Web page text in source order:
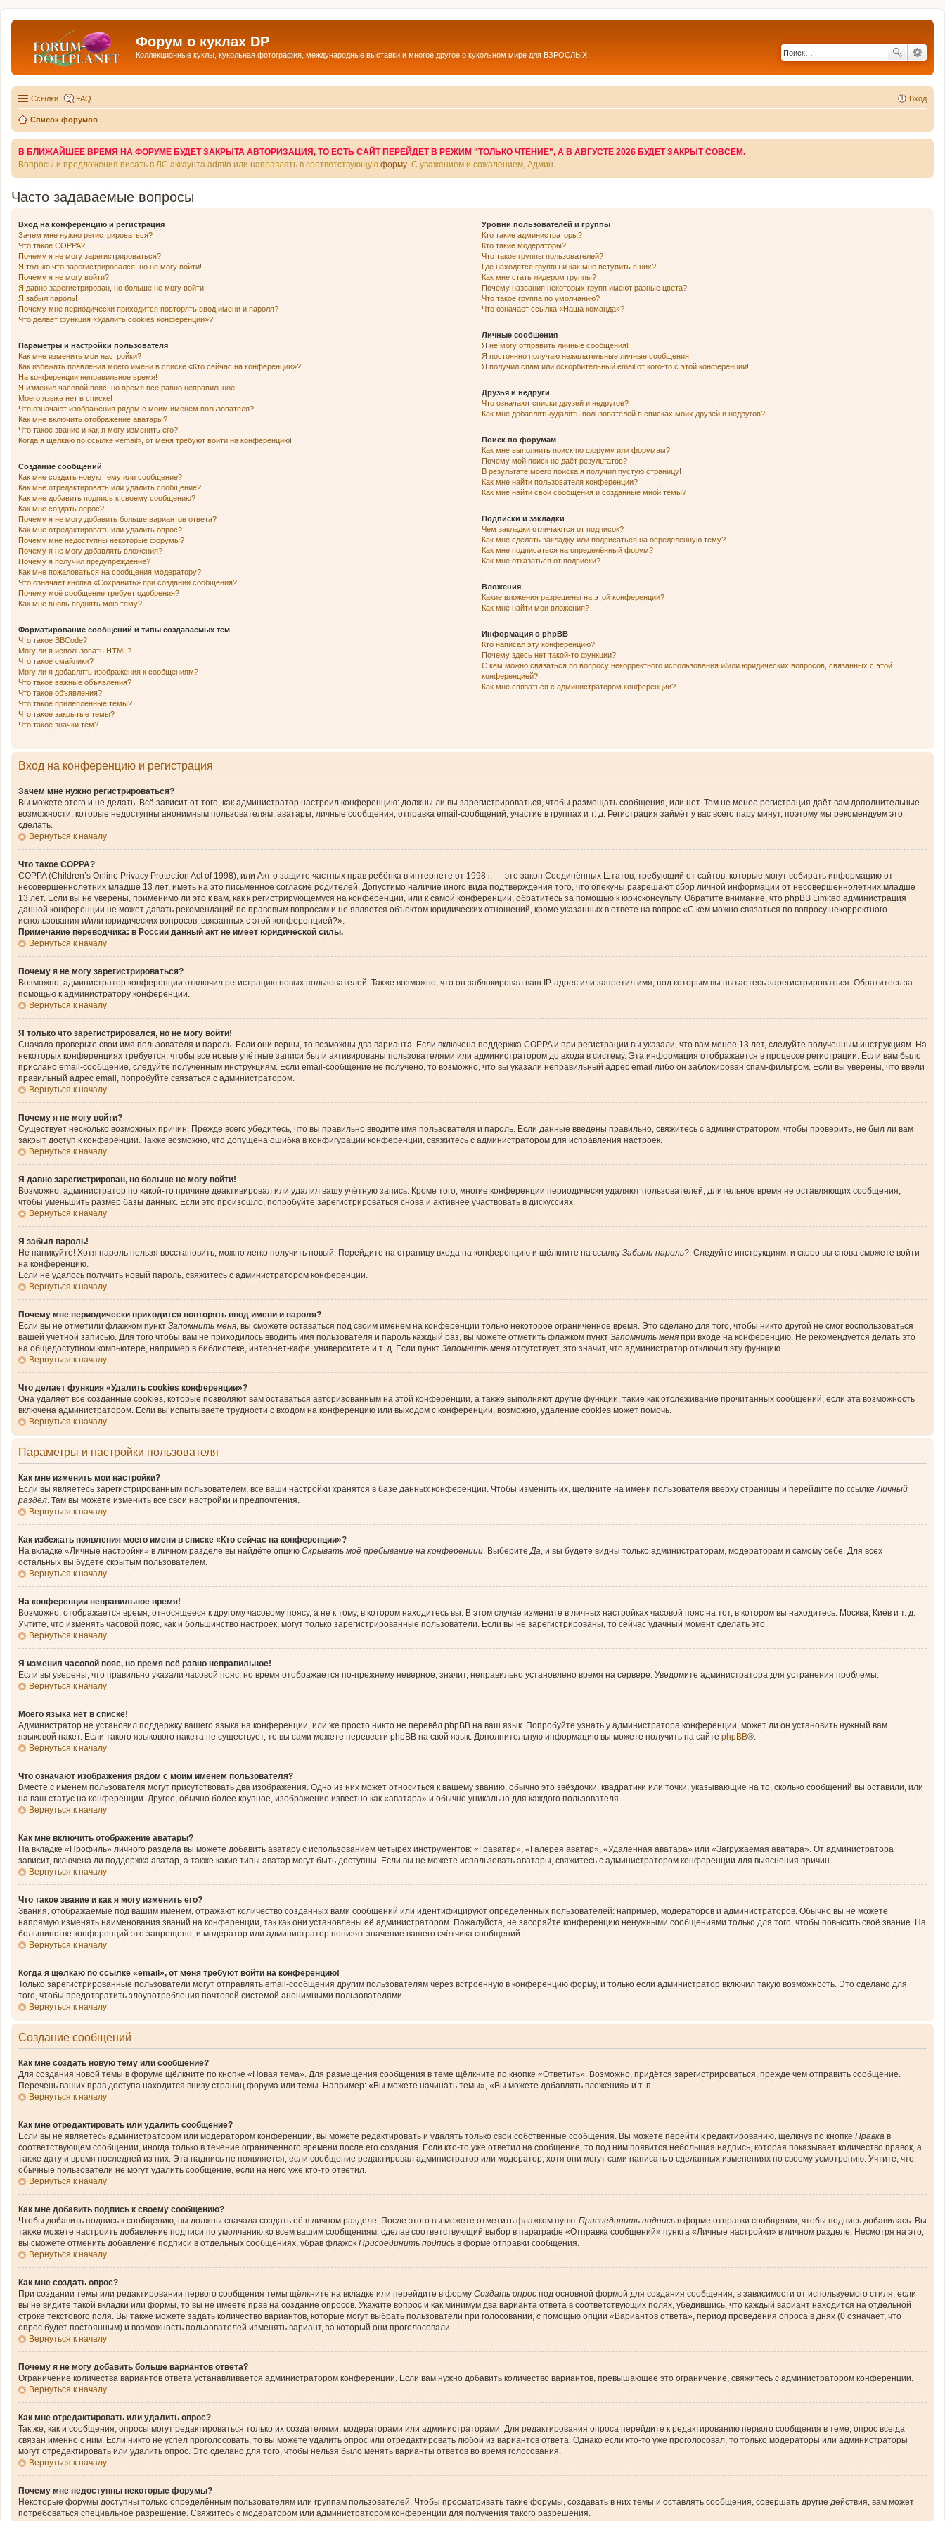
Форум о куклах DP
Коллекционные куклы, кукольная фотография, международные выставки и многое другое о кукольном мире для ВЗРОСЛЫХ
Ссылки FAQ Вход
Список форумов
В БЛИЖАЙШЕЕ ВРЕМЯ НА ФОРУМЕ БУДЕТ ЗАКРЫТА АВТОРИЗАЦИЯ, ТО ЕСТЬ САЙТ ПЕРЕЙДЕТ В РЕЖИМ "ТОЛЬКО ЧТЕНИЕ", А В АВГУСТЕ 2026 БУДЕТ ЗАКРЫТ СОВСЕМ.
Вопросы и предложения писать в ЛС аккаунта admin или направлять в соответствующую форму . С уважением и сожалением, Админ.
Часто задаваемые вопросы
Вход на конференцию и регистрация
Зачем мне нужно регистрироваться?
Что такое COPPA?
Почему я не могу зарегистрироваться?
Я только что зарегистрировался, но не могу войти!
Почему я не могу войти?
Я давно зарегистрирован, но больше не могу войти!
Я забыл пароль!
Почему мне периодически приходится повторять ввод имени и пароля?
Что делает функция «Удалить cookies конференции»?
Параметры и настройки пользователя
Как мне изменить мои настройки?
Как избежать появления моего имени в списке «Кто сейчас на конференции»?
На конференции неправильное время!
Я изменил часовой пояс, но время всё равно неправильное!
Моего языка нет в списке!
Что означают изображения рядом с моим именем пользователя?
Как мне включить отображение аватары?
Что такое звание и как я могу изменить его?
Когда я щёлкаю по ссылке «email», от меня требуют войти на конференцию!
Создание сообщений
Как мне создать новую тему или сообщение?
Как мне отредактировать или удалить сообщение?
Как мне добавить подпись к своему сообщению?
Как мне создать опрос?
Почему я не могу добавить больше вариантов ответа?
Как мне отредактировать или удалить опрос?
Почему мне недоступны некоторые форумы?
Почему я не могу добавлять вложения?
Почему я получил предупреждение?
Как мне пожаловаться на сообщения модератору?
Что означает кнопка «Сохранить» при создании сообщения?
Почему моё сообщение требует одобрения?
Как мне вновь поднять мою тему?
Форматирование сообщений и типы создаваемых тем
Что такое BBCode?
Могу ли я использовать HTML?
Что такое смайлики?
Могу ли я добавлять изображения к сообщениям?
Что такое важные объявления?
Что такое объявления?
Что такое прилепленные темы?
Что такое закрытые темы?
Что такое значки тем?
Уровни пользователей и группы
Кто такие администраторы?
Кто такие модераторы?
Что такое группы пользователей?
Где находятся группы и как мне вступить в них?
Как мне стать лидером группы?
Почему названия некоторых групп имеют разные цвета?
Что такое группа по умолчанию?
Что означает ссылка «Наша команда»?
Личные сообщения
Я не могу отправить личные сообщения!
Я постоянно получаю нежелательные личные сообщения!
Я получил спам или оскорбительный email от кого-то с этой конференции!
Друзья и недруги
Что означают списки друзей и недругов?
Как мне добавлять/удалять пользователей в списках моих друзей и недругов?
Поиск по форумам
Как мне выполнить поиск по форуму или форумам?
Почему мой поиск не даёт результатов?
В результате моего поиска я получил пустую страницу!
Как мне найти пользователя конференции?
Как мне найти свои сообщения и созданные мной темы?
Подписки и закладки
Чем закладки отличаются от подписок?
Как мне сделать закладку или подписаться на определённую тему?
Как мне подписаться на определённый форум?
Как мне отказаться от подписки?
Вложения
Какие вложения разрешены на этой конференции?
Как мне найти мои вложения?
Информация о phpBB
Кто написал эту конференцию?
Почему здесь нет такой-то функции?
С кем можно связаться по вопросу некорректного использования и/или юридических вопросов, связанных с этой
конференцией?
Как мне связаться с администратором конференции?
Вход на конференцию и регистрация
Зачем мне нужно регистрироваться?
Вы можете этого и не делать. Всё зависит от того, как администратор настроил конференцию: должны ли вы зарегистрироваться, чтобы размещать сообщения, или нет. Тем не менее регистрация даёт вам дополнительные
возможности, которые недоступны анонимным пользователям: аватары, личные сообщения, отправка email-сообщений, участие в группах и т. д. Регистрация займёт у вас всего пару минут, поэтому мы рекомендуем это
сделать.
Вернуться к началу
Что такое COPPA?
COPPA (Children’s Online Privacy Protection Act of 1998), или Акт о защите частных прав ребёнка в интернете от 1998 г. — это закон Соединённых Штатов, требующий от сайтов, которые могут собирать информацию от
несовершеннолетних младше 13 лет, иметь на это письменное согласие родителей. Допустимо наличие иного вида подтверждения того, что опекуны разрешают сбор личной информации от несовершеннолетних младше
13 лет. Если вы не уверены, применимо ли это к вам, как к регистрирующемуся на конференции, или к самой конференции, обратитесь за помощью к юрисконсульту. Обратите внимание, что phpBB Limited администрация
данной конференции не может давать рекомендаций по правовым вопросам и не является объектом юридических отношений, кроме указанных в ответе на вопрос «С кем можно связаться по вопросу некорректного
использования и/или юридических вопросов, связанных с этой конференцией?».
Примечание переводчика: в России данный акт не имеет юридической силы.
Вернуться к началу
Почему я не могу зарегистрироваться?
Возможно, администратор конференции отключил регистрацию новых пользователей. Также возможно, что он заблокировал ваш IP-адрес или запретил имя, под которым вы пытаетесь зарегистрироваться. Обратитесь за
помощью к администратору конференции.
Вернуться к началу
Я только что зарегистрировался, но не могу войти!
Сначала проверьте свои имя пользователя и пароль. Если они верны, то возможны два варианта. Если включена поддержка COPPA и при регистрации вы указали, что вам менее 13 лет, следуйте полученным инструкциям. На
некоторых конференциях требуется, чтобы все новые учётные записи были активированы пользователями или администратором до входа в систему. Эта информация отображается в процессе регистрации. Если вам было
прислано email-сообщение, следуйте полученным инструкциям. Если email-сообщение не получено, то возможно, что вы указали неправильный адрес email либо он заблокирован спам-фильтром. Если вы уверены, что ввели
правильный адрес email, попробуйте связаться с администратором.
Вернуться к началу
Почему я не могу войти?
Существует несколько возможных причин. Прежде всего убедитесь, что вы правильно вводите имя пользователя и пароль. Если данные введены правильно, свяжитесь с администратором, чтобы проверить, не был ли вам
закрыт доступ к конференции. Также возможно, что допущена ошибка в конфигурации конференции, свяжитесь с администратором для исправления настроек.
Вернуться к началу
Я давно зарегистрирован, но больше не могу войти!
Возможно, администратор по какой-то причине деактивировал или удалил вашу учётную запись. Кроме того, многие конференции периодически удаляют пользователей, длительное время не оставляющих сообщения,
чтобы уменьшить размер базы данных. Если это произошло, попробуйте зарегистрироваться снова и активнее участвовать в дискуссиях.
Вернуться к началу
Я забыл пароль!
Не паникуйте! Хотя пароль нельзя восстановить, можно легко получить новый. Перейдите на страницу входа на конференцию и щёлкните на ссылку Забыли пароль? . Следуйте инструкциям, и скоро вы снова сможете войти
на конференцию.
Если не удалось получить новый пароль, свяжитесь с администратором конференции.
Вернуться к началу
Почему мне периодически приходится повторять ввод имени и пароля?
Если вы не отметили флажком пункт Запомнить меня , вы сможете оставаться под своим именем на конференции только некоторое ограниченное время. Это сделано для того, чтобы никто другой не смог воспользоваться
вашей учётной записью. Для того чтобы вам не приходилось вводить имя пользователя и пароль каждый раз, вы можете отметить флажком пункт Запомнить меня при входе на конференцию. Не рекомендуется делать это
на общедоступном компьютере, например в библиотеке, интернет-кафе, университете и т. д. Если пункт Запомнить меня отсутствует, это значит, что администратор отключил эту функцию.
Вернуться к началу
Что делает функция «Удалить cookies конференции»?
Она удаляет все созданные cookies, которые позволяют вам оставаться авторизованным на этой конференции, а также выполняют другие функции, такие как отслеживание прочитанных сообщений, если эта возможность
включена администратором. Если вы испытываете трудности с входом на конференцию или выходом с конференции, возможно, удаление cookies может помочь.
Вернуться к началу
Параметры и настройки пользователя
Как мне изменить мои настройки?
Если вы являетесь зарегистрированным пользователем, все ваши настройки хранятся в базе данных конференции. Чтобы изменить их, щёлкните на имени пользователя вверху страницы и перейдите по ссылке Личный
раздел . Там вы можете изменить все свои настройки и предпочтения.
Вернуться к началу
Как избежать появления моего имени в списке «Кто сейчас на конференции»?
На вкладке «Личные настройки» в личном разделе вы найдёте опцию Скрывать моё пребывание на конференции . Выберите Да , и вы будете видны только администраторам, модераторам и самому себе. Для всех
остальных вы будете скрытым пользователем.
Вернуться к началу
На конференции неправильное время!
Возможно, отображается время, относящееся к другому часовому поясу, а не к тому, в котором находитесь вы. В этом случае измените в личных настройках часовой пояс на тот, в котором вы находитесь: Москва, Киев и т. д.
Учтите, что изменять часовой пояс, как и большинство настроек, могут только зарегистрированные пользователи. Если вы не зарегистрированы, то сейчас удачный момент сделать это.
Вернуться к началу
Я изменил часовой пояс, но время всё равно неправильное!
Если вы уверены, что правильно указали часовой пояс, но время отображается по-прежнему неверное, значит, неправильно установлено время на сервере. Уведомите администратора для устранения проблемы.
Вернуться к началу
Моего языка нет в списке!
Администратор не установил поддержку вашего языка на конференции, или же просто никто не перевёл phpBB на ваш язык. Попробуйте узнать у администратора конференции, может ли он установить нужный вам
языковой пакет. Если такого языкового пакета не существует, то вы сами можете перевести phpBB на свой язык. Дополнительную информацию вы можете получить на сайте phpBB®.
Вернуться к началу
Что означают изображения рядом с моим именем пользователя?
Вместе с именем пользователя могут присутствовать два изображения. Одно из них может относиться к вашему званию, обычно это звёздочки, квадратики или точки, указывающие на то, сколько сообщений вы оставили, или
на ваш статус на конференции. Другое, обычно более крупное, изображение известно как «аватара» и обычно уникально для каждого пользователя.
Вернуться к началу
Как мне включить отображение аватары?
На вкладке «Профиль» личного раздела вы можете добавить аватару с использованием четырёх инструментов: «Граватар», «Галерея аватар», «Удалённая аватара» или «Загружаемая аватара». От администратора
зависит, включена ли поддержка аватар, а также какие типы аватар могут быть доступны. Если вы не можете использовать аватары, свяжитесь с администратором конференции для выяснения причин.
Вернуться к началу
Что такое звание и как я могу изменить его?
Звания, отображаемые под вашим именем, отражают количество созданных вами сообщений или идентифицируют определённых пользователей: например, модераторов и администраторов. Обычно вы не можете
напрямую изменять наименования званий на конференции, так как они установлены её администратором. Пожалуйста, не засоряйте конференцию ненужными сообщениями только для того, чтобы повысить своё звание. На
большинстве конференций это запрещено, и модератор или администратор понизят значение вашего счётчика сообщений.
Вернуться к началу
Когда я щёлкаю по ссылке «email», от меня требуют войти на конференцию!
Только зарегистрированные пользователи могут отправлять email-сообщения другим пользователям через встроенную в конференцию форму, и только если администратор включил такую возможность. Это сделано для
того, чтобы предотвратить злоупотребления почтовой системой анонимными пользователями.
Вернуться к началу
Создание сообщений
Как мне создать новую тему или сообщение?
Для создания новой темы в форуме щёлкните по кнопке «Новая тема». Для размещения сообщения в теме щёлкните по кнопке «Ответить». Возможно, придётся зарегистрироваться, прежде чем отправить сообщение.
Перечень ваших прав доступа находится внизу страниц форума или темы. Например: «Вы можете начинать темы», «Вы можете добавлять вложения» и т. п.
Вернуться к началу
Как мне отредактировать или удалить сообщение?
Если вы не являетесь администратором или модератором конференции, вы можете редактировать и удалять только свои собственные сообщения. Вы можете перейти к редактированию, щёлкнув по кнопке Правка в
соответствующем сообщении, иногда только в течение ограниченного времени после его создания. Если кто-то уже ответил на сообщение, то под ним появится небольшая надпись, которая показывает количество правок, а
также дату и время последней из них. Эта надпись не появляется, если сообщение редактировал администратор или модератор, хотя они могут сами написать о сделанных изменениях по своему усмотрению. Учтите, что
обычные пользователи не могут удалить сообщение, если на него уже кто-то ответил.
Вернуться к началу
Как мне добавить подпись к своему сообщению?
Чтобы добавить подпись к сообщению, вы должны сначала создать её в личном разделе. После этого вы можете отметить флажком пункт Присоединить подпись в форме отправки сообщения, чтобы подпись добавилась. Вы
также можете настроить добавление подписи по умолчанию ко всем вашим сообщениям, сделав соответствующий выбор в параграфе «Отправка сообщений» пункта «Личные настройки» в личном разделе. Несмотря на это,
вы сможете отменить добавление подписи в отдельных сообщениях, убрав флажок Присоединить подпись в форме отправки сообщения.
Вернуться к началу
Как мне создать опрос?
При создании темы или редактировании первого сообщения темы щёлкните на вкладке или перейдите в форму Создать опрос под основной формой для создания сообщения, в зависимости от используемого стиля; если
вы не видите такой вкладки или формы, то вы не имеете прав на создание опросов. Укажите вопрос и как минимум два варианта ответа в соответствующих полях, убедившись, что каждый вариант находится на отдельной
строке текстового поля. Вы также можете задать количество вариантов, которые могут выбрать пользователи при голосовании, с помощью опции «Вариантов ответа», период проведения опроса в днях (0 означает, что
опрос будет постоянным) и возможность пользователей изменять вариант, за который они проголосовали.
Вернуться к началу
Почему я не могу добавить больше вариантов ответа?
Ограничение количества вариантов ответа устанавливается администратором конференции. Если вам нужно добавить количество вариантов, превышающее это ограничение, свяжитесь с администратором конференции.
Вернуться к началу
Как мне отредактировать или удалить опрос?
Так же, как и сообщения, опросы могут редактироваться только их создателями, модераторами или администраторами. Для редактирования опроса перейдите к редактированию первого сообщения в теме; опрос всегда
связан именно с ним. Если никто не успел проголосовать, то вы можете удалить опрос или отредактировать любой из вариантов ответа. Однако если кто-то уже проголосовал, то только модераторы или администраторы
могут отредактировать или удалить опрос. Это сделано для того, чтобы нельзя было менять варианты ответов во время голосования.
Вернуться к началу
Почему мне недоступны некоторые форумы?
Некоторые форумы доступны только определённым пользователям или группам пользователей. Чтобы просматривать такие форумы, создавать в них темы и оставлять сообщения, совершать другие действия, вам может
потребоваться специальное разрешение. Свяжитесь с модератором или администратором конференции для получения такого разрешения.